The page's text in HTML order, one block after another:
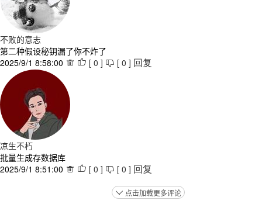
不败的意志
第二种假设秘钥漏了你不炸了
2025/9/1 8:58:00   [ 0 ]  [ 0 ] 回复
凉生不朽
批量生成存数据库
2025/9/1 8:51:00   [ 0 ]  [ 0 ] 回复
 点击加载更多评论